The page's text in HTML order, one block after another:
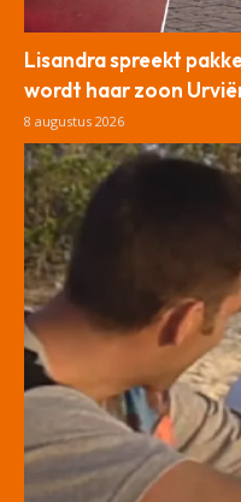
Lisandra spreekt
wordt haar zoon
8 augustus 2026